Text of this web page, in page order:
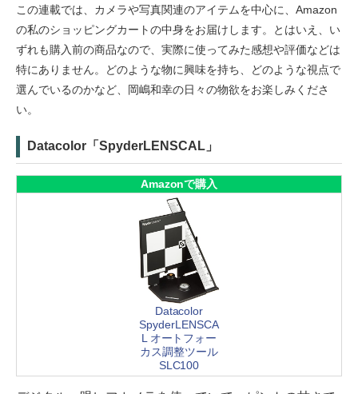
この連載では、カメラや写真関連のアイテムを中心に、Amazon
の私のショッピングカートの中身をお届けします。とはいえ、い
ずれも購入前の商品なので、実際に使ってみた感想や評価などは
特にありません。どのような物に興味を持ち、どのような視点で
選んでいるのかなど、岡嶋和幸の日々の物欲をお楽しみくださ
い。
Datacolor「SpyderLENSCAL」
Amazonで購入
Datacolor
SpyderLENSCA
L オートフォー
カス調整ツール
SLC100